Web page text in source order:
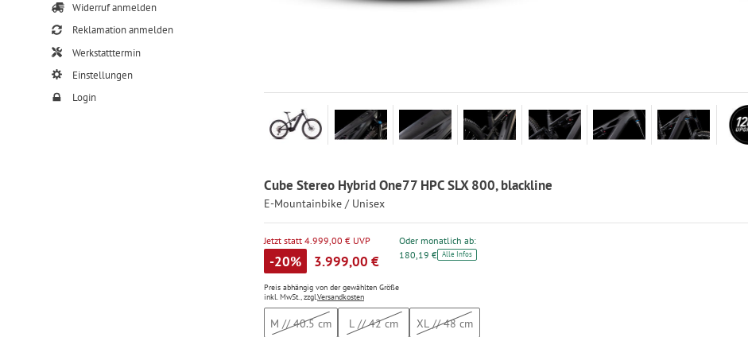
Widerruf anmelden
Reklamation anmelden
Werkstatttermin
Einstellungen
Login
Cube Stereo Hybrid One77 HPC SLX 800, blackline
E-Mountainbike / Unisex
Jetzt statt 4.999,00 € UVP
-20% 3.999,00 €
Preis abhängig von der gewählten Größe
inkl. MwSt., zzgl.Versandkosten
Oder monatlich ab:
180,19 € Alle Infos
M // 40.5 cm L // 42 cm XL // 48 cm